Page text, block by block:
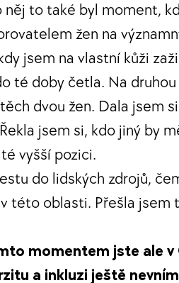
to také byl moment,
žen na
jsem na vlastní kůži
té doby četla. Na
dvou žen. Dala jsem
jsem si, kdo jiný by
vyšší pozici.
do lidských zdrojů,
této oblasti. Přešla jsem
momentem jste ale
a inkluzi ještě